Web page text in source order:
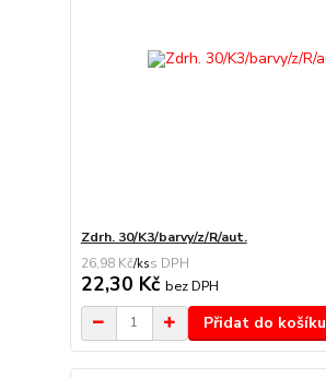
Zdrh. 30/K3/barvy/z/R/aut.
26,98 Kč/ks
22,30 Kč bez DPH
Přidat do košíku